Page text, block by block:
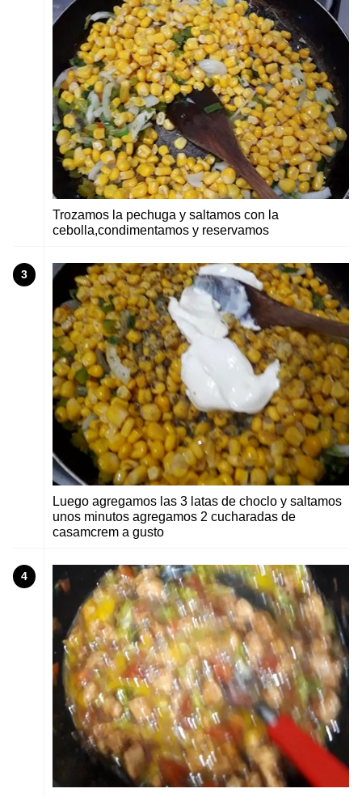
Trozamos la pechuga y saltamos con la
cebolla,condimentamos y reservamos
3
Luego agregamos las 3 latas de choclo y saltamos
unos minutos agregamos 2 cucharadas de
casamcrem a gusto
4